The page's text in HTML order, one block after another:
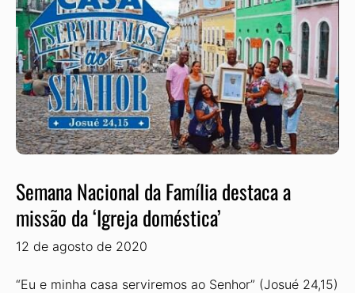
Semana Nacional da Família destaca a
missão da ‘Igreja doméstica’
12 de agosto de 2020
“Eu e minha casa serviremos ao Senhor” (Josué 24,15)